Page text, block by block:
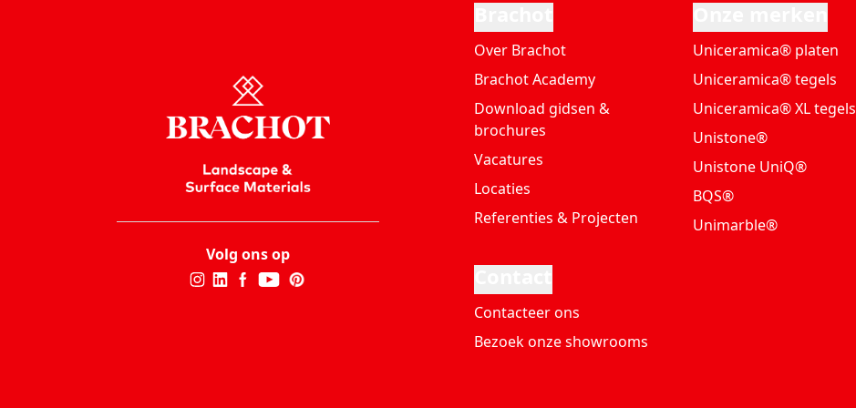
Volg ons op
Over Brachot
Brachot Academy
Download gidsen &
brochures
Vacatures
Locaties
Referenties & Projecten
Uniceramica® platen
Uniceramica® tegels
Uniceramica® XL tegels
Unistone®
Unistone UniQ®
BQS®
Unimarble®
Contacteer ons
Bezoek onze showrooms